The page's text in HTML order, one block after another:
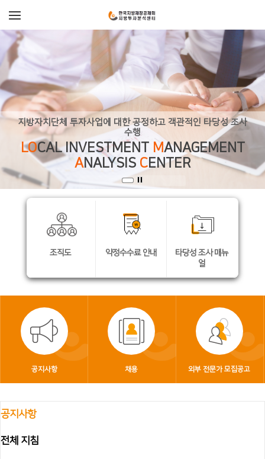
지방자치단체 투자사업에 대한 공정하고 객관적인 타당성 조사
수행
LOCAL INVESTMENT MANAGEMENT
ANALYSIS CENTER
조직도 약정수수료 안내
타당성 조사 매뉴
얼
공지사항 채용 외부 전문가 모집공고
공지사항
전체 지침